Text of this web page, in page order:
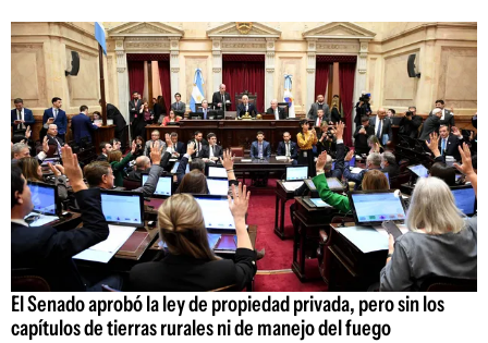
El Senado aprobó la ley de propiedad privada, pero sin los
capítulos de tierras rurales ni de manejo del fuego